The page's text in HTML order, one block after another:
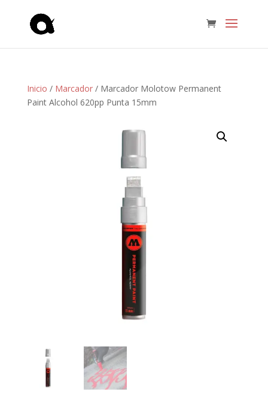
Inicio / Marcador/ Marcador Molotow Permanent
Paint Alcohol 620pp Punta 15mm